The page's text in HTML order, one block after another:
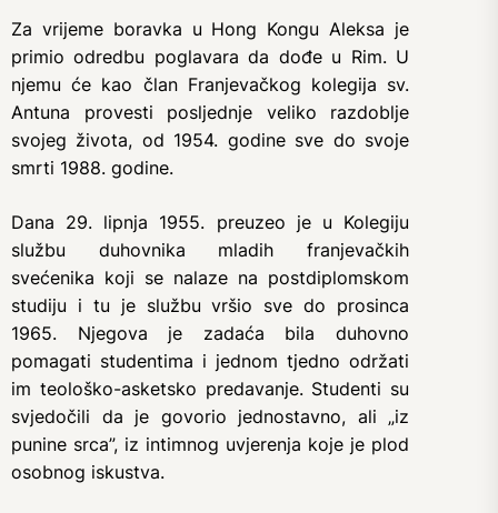
Za vrijeme boravka u Hong Kongu Aleksa je
primio odredbu poglavara da dođe u Rim. U
njemu će kao član Franjevačkog kolegija sv.
Antuna provesti posljednje veliko razdoblje
svojeg života, od 1954. godine sve do svoje
smrti 1988. godine.
Dana 29. lipnja 1955. preuzeo je u Kolegiju
službu duhovnika mladih franjevačkih
svećenika koji se nalaze na postdiplomskom
studiju i tu je službu vršio sve do prosinca
1965. Njegova je zadaća bila duhovno
pomagati studentima i jednom tjedno održati
im teološko-asketsko predavanje. Studenti su
svjedočili da je govorio jednostavno, ali „iz
punine srca”, iz intimnog uvjerenja koje je plod
osobnog iskustva.